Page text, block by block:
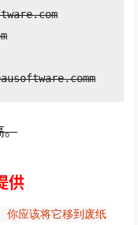
。
供
你应该将它移到废纸